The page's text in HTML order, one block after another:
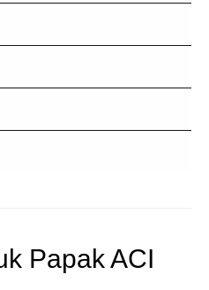
Papak ACI